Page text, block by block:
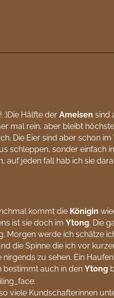
:)Die Hälfte derAmeisen sind
mal rein, aber bleibt
Die Eier sind aber schon im
schleppen, sonder einfach
auf jeden fall hab ich sie
kommt die Königin
ist sie doch imYtong. Die
Morgen werde ich schätze
die Spinne die ich vor
zu sehen. Ein
bestimmt auch in denYtong
viele Kundschafterinnen